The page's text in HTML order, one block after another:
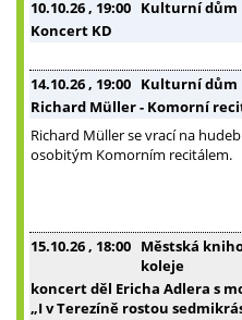
10.10.26 , 19:00 Kulturní dům
Koncert KD
14.10.26 , 19:00 Kulturní dům
Richard Müller - Komorní
Richard Müller se vrací na
osobitým Komorním recitálem.
15.10.26 , 18:00 Městská
koleje
koncert děl Ericha Adlera s
„I v Terezíně rostou